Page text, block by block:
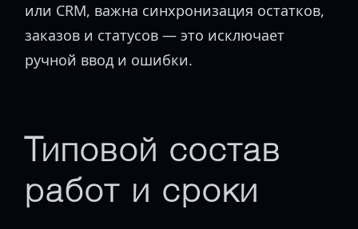
или CRM, важна синхронизация остатков,
заказов и статусов — это исключает
ручной ввод и ошибки.
Типовой состав
работ и сроки